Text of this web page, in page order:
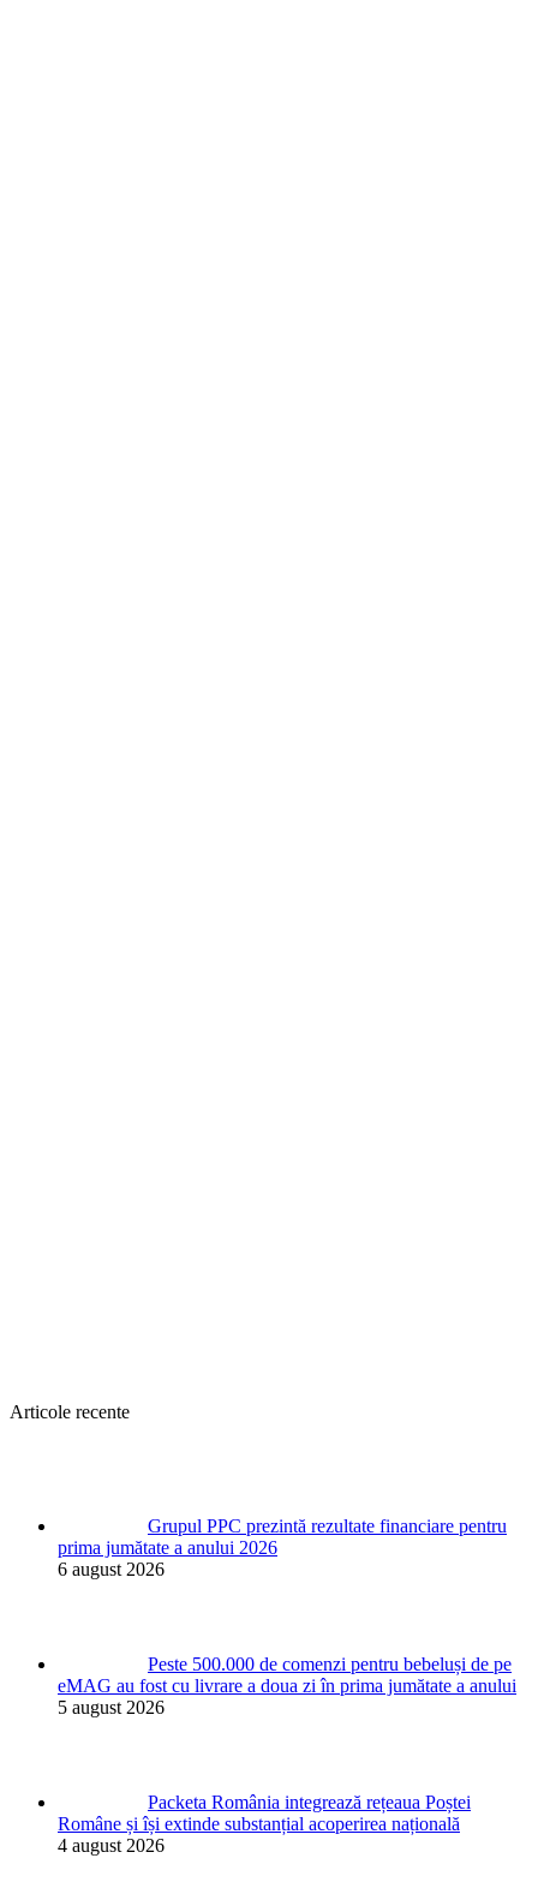
Articole recente
Grupul PPC prezintă rezultate financiare pentru
prima jumătate a anului 2026
6 august 2026
Peste 500.000 de comenzi pentru bebeluși de pe
eMAG au fost cu livrare a doua zi în prima jumătate a anului
5 august 2026
Packeta România integrează rețeaua Poștei
Române și își extinde substanțial acoperirea națională
4 august 2026